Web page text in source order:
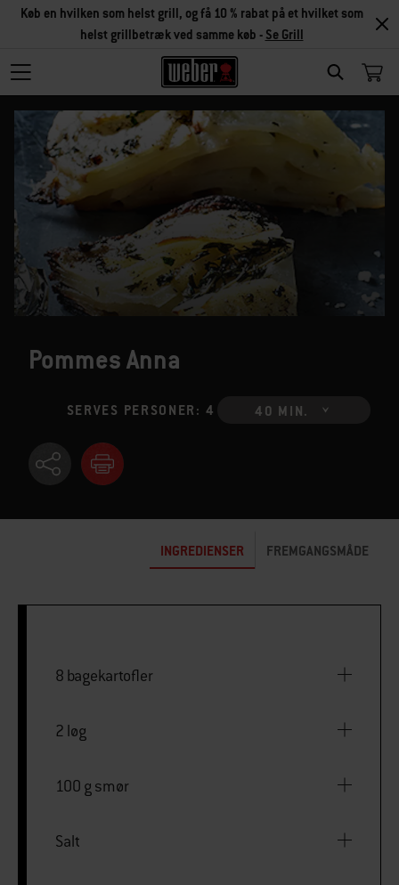
SEARCH
Køb en hvilken som helst grill, og få 10 % rabat på et hvilket som
helst grillbetræk ved samme køb - Se Grill
Pommes Anna
SERVES PERSONER: 4 40 MIN.
INGREDIENSER FREMGANGSMÅDE
8 bagekartofler
2 løg
100 g smør
Salt